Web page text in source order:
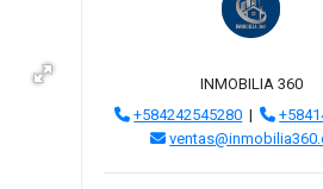
INMOBILIA 360
+584242545280 |